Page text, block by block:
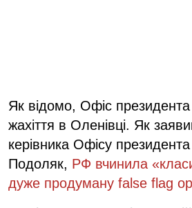
Як відомо, Офіс президента
жахіття в Оленівці. Як
керівника Офісу
Подоляк, РФ вчинила
дуже продуману false flag